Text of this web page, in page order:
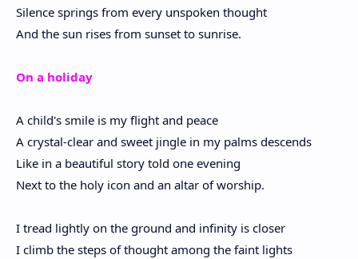
Silence springs from every unspoken thought
And the sun rises from sunset to sunrise.
On a holiday
A child's smile is my flight and peace
A crystal-clear and sweet jingle in my palms descends
Like in a beautiful story told one evening
Next to the holy icon and an altar of worship.
I tread lightly on the ground and infinity is closer
I climb the steps of thought among the faint lights